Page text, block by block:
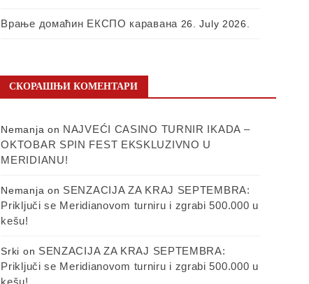
Врање домаћин ЕКСПО каравана 26. July 2026.
СКОРАШЊИ КОМЕНТАРИ
Nemanja on NAJVEĆI CASINO TURNIR IKADA –
OKTOBAR SPIN FEST EKSKLUZIVNO U
MERIDIANU!
Nemanja on SENZACIJA ZA KRAJ SEPTEMBRA:
Priključi se Meridianovom turniru i zgrabi 500.000 u
kešu!
Srki on SENZACIJA ZA KRAJ SEPTEMBRA:
Priključi se Meridianovom turniru i zgrabi 500.000 u
kešu!